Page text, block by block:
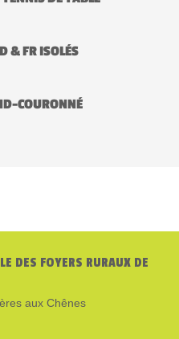
& FR ISOLÉS
COURONNÉ
DES FOYERS RURAUX DE
aux Chênes